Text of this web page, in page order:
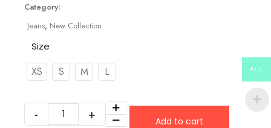
Category:
Jeans, New Collection
Size
XS S M L
Add to cart
ALL